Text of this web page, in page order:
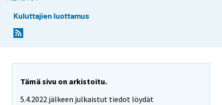
Kuluttajien luottamus
Tämä sivu on arkistoitu.
5.4.2022 jälkeen julkaistut tiedot löydät